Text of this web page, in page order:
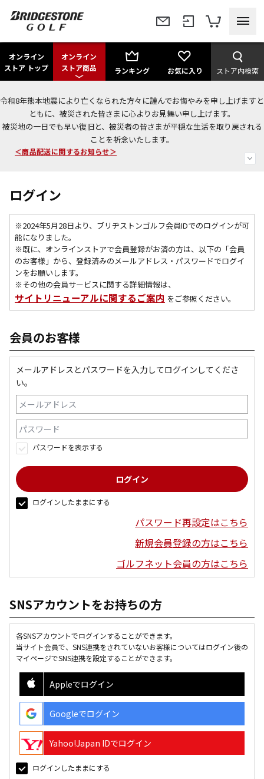
オンライン
ストア トップ
オンライン
ストア商品
ランキング お気に入り ストア内検索
令和8年熊本地震により亡くなられた方々に謹んでお悔やみを申し上げますと
ともに、被災された皆さまに心よりお見舞い申し上げます。
被災地の一日でも早い復旧と、被災者の皆さまが平穏な生活を取り戻される
ことを祈念いたします。
今なら新規会員登録で1,000円OFFクーポンプレゼント！
＜商品配送に関するお知らせ＞
＜夏季休暇中のご注文・発送・お問い合わせ＞
ログイン
※2024年5月28日より、ブリヂストンゴルフ会員IDでのログインが可
能になりました。
※既に、 オンラインストアで会員登録がお済の方は、以下の「会員
のお客様」から、登録済みのメールアドレス・パスワードでログイ
ンをお願いします。
※その他の会員サービスに関する詳細情報は、
サイトリニューアルに関するご案内 をご参照ください。
会員のお客様
メールアドレスとパスワードを入力してログインしてくださ
い。
パスワードを表示する
ログインしたままにする
パスワード再設定はこちら
新規会員登録の方はこちら
ゴルフネット会員の方はこちら
SNSアカウントをお持ちの方
各SNSアカウントでログインすることができます。
当サイト会員で、SNS連携をされていないお客様についてはログイン後の
マイページでSNS連携を設定することができます。
Appleでログイン
Googleでログイン
Yahoo!Japan IDでログイン
ログインしたままにする